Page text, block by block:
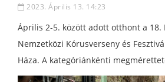
2023. Április 13. 14:23
Április 2-5. között adott otthont a 18.
Nemzetközi Kórusverseny és
Háza. A kategóriánkénti